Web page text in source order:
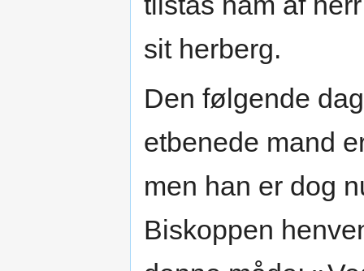
sit herberg.
Den følgende
etbenede mand
men han er dog
Biskoppen